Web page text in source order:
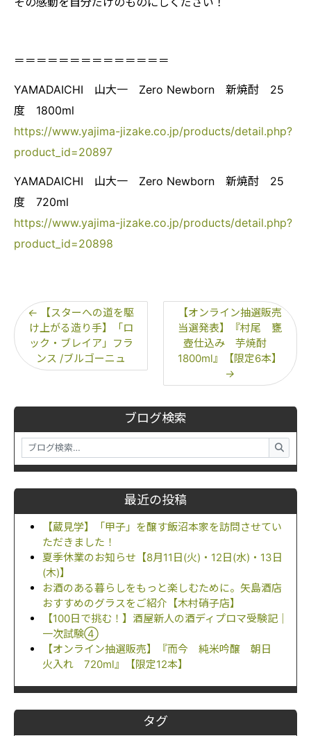
ブログ検索
最近の投稿
【蔵見学】「甲子」を醸す飯沼本家を訪問させてい
ただきました！
夏季休業のお知らせ【8月11日(火)・12日(水)・13日
(木)】
お酒のある暮らしをもっと楽しむために。矢島酒店
おすすめのグラスをご紹介【木村硝子店】
【100日で挑む！】酒屋新人の酒ディプロマ受験記｜
一次試験④
【オンライン抽選販売】『而今 純米吟醸 朝日
火入れ 720ml』【限定12本】
タグ
＝＝＝＝＝＝＝＝＝＝＝＝＝＝
YAMADAICHI 山大一 Zero Newborn 新焼酎 25
度 1800ml
https://www.yajima-jizake.co.jp/products/detail.php?
product_id=20897
YAMADAICHI 山大一 Zero Newborn 新焼酎 25
度 720ml
https://www.yajima-jizake.co.jp/products/detail.php?
product_id=20898
← 【スターへの道を駆
け上がる造り手】「ロ
ック・ブレイア」フラ
ンス /ブルゴーニュ
【オンライン抽選販売
当選発表】『村尾 甕
壺仕込み 芋焼酎
1800ml』【限定6本】
→